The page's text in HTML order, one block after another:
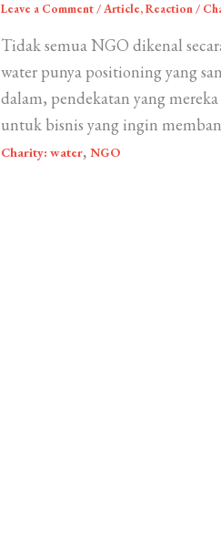
Leave a Comment/Article,Reaction/
Tidak semua NGO dikenal
water punya positioning yang
dalam, pendekatan yang
untuk bisnis yang ingin
Charity: water, NGO